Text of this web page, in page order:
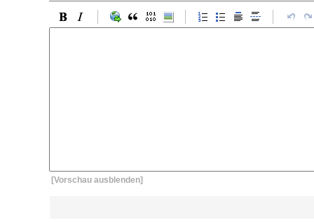
[Vorschau ausblenden]